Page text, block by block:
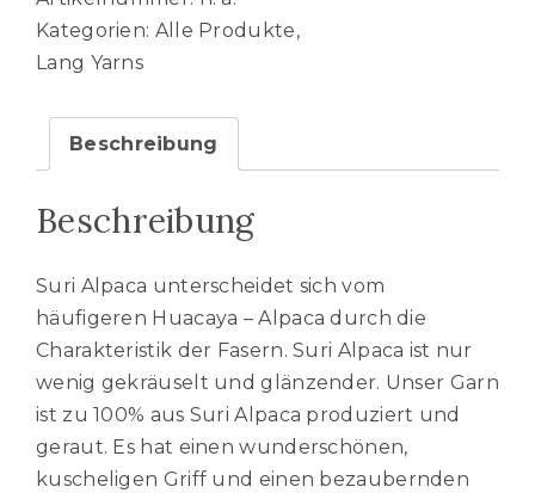
Kategorien: Alle Produkte,
Lang Yarns
Beschreibung
Beschreibung
Suri Alpaca unterscheidet sich vom
häufigeren Huacaya – Alpaca durch die
Charakteristik der Fasern. Suri Alpaca ist nur
wenig gekräuselt und glänzender. Unser Garn
ist zu 100% aus Suri Alpaca produziert und
geraut. Es hat einen wunderschönen,
kuscheligen Griff und einen bezaubernden